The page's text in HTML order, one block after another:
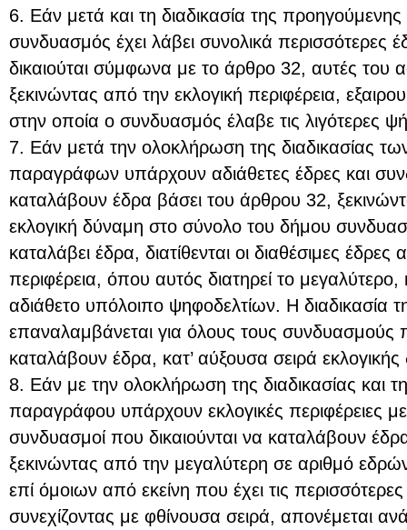
6. Εάν μετά και τη διαδικασία της
συνδυασμός έχει λάβει συνολικά περισσότερες
δικαιούται σύμφωνα με το άρθρο 32, αυτές του
ξεκινώντας από την εκλογική περιφέρεια,
στην οποία ο συνδυασμός έλαβε τις λιγότερες
7. Εάν μετά την ολοκλήρωση της διαδικασίας
παραγράφων υπάρχουν αδιάθετες έδρες και
καταλάβουν έδρα βάσει του άρθρου 32,
εκλογική δύναμη στο σύνολο του δήμου
καταλάβει έδρα, διατίθενται οι διαθέσιμες
περιφέρεια, όπου αυτός διατηρεί το
αδιάθετο υπόλοιπο ψηφοδελτίων. Η
επαναλαμβάνεται για όλους τους συνδυασμούς
καταλάβουν έδρα, κατ’ αύξουσα σειρά
8. Εάν με την ολοκλήρωση της διαδικασίας και
παραγράφου υπάρχουν εκλογικές περιφέρειες με
συνδυασμοί που δικαιούνται να καταλάβουν
ξεκινώντας από την μεγαλύτερη σε αριθμό εδρών
επί όμοιων από εκείνη που έχει τις
συνεχίζοντας με φθίνουσα σειρά, απονέμεται